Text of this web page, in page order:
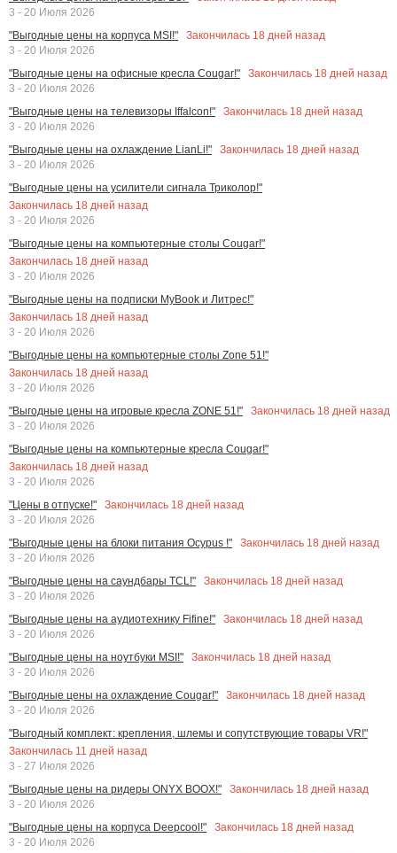
3 - 20 Июля 2026
"Выгодные цены на корпуса MSI!"
Закончилась 18 дней назад
3 - 20 Июля 2026
"Выгодные цены на офисные кресла Cougar!"
Закончилась 18 дней назад
3 - 20 Июля 2026
"Выгодные цены на телевизоры Iffalcon!"
Закончилась 18 дней назад
3 - 20 Июля 2026
"Выгодные цены на охлаждение LianLi!"
Закончилась 18 дней назад
3 - 20 Июля 2026
"Выгодные цены на усилители сигнала Триколор!"
Закончилась 18 дней назад
3 - 20 Июля 2026
"Выгодные цены на компьютерные столы Cougar!"
Закончилась 18 дней назад
3 - 20 Июля 2026
"Выгодные цены на подписки MyBook и Литрес!"
Закончилась 18 дней назад
3 - 20 Июля 2026
"Выгодные цены на компьютерные столы Zone 51!"
Закончилась 18 дней назад
3 - 20 Июля 2026
"Выгодные цены на игровые кресла ZONE 51!"
Закончилась 18 дней назад
3 - 20 Июля 2026
"Выгодные цены на компьютерные кресла Cougar!"
Закончилась 18 дней назад
3 - 20 Июля 2026
"Цены в отпуске!"
Закончилась 18 дней назад
3 - 20 Июля 2026
"Выгодные цены на блоки питания Ocypus !"
Закончилась 18 дней назад
3 - 20 Июля 2026
"Выгодные цены на саундбары TCL!"
Закончилась 18 дней назад
3 - 20 Июля 2026
"Выгодные цены на аудиотехнику Fifine!"
Закончилась 18 дней назад
3 - 20 Июля 2026
"Выгодные цены на ноутбуки MSI!"
Закончилась 18 дней назад
3 - 20 Июля 2026
"Выгодные цены на охлаждение Cougar!"
Закончилась 18 дней назад
3 - 20 Июля 2026
"Выгодный комплект: крепления, шлемы и сопутствующие товары VR!"
Закончилась 11 дней назад
3 - 27 Июля 2026
"Выгодные цены на ридеры ONYX BOOX!"
Закончилась 18 дней назад
3 - 20 Июля 2026
"Выгодные цены на корпуса Deepcool!"
Закончилась 18 дней назад
3 - 20 Июля 2026